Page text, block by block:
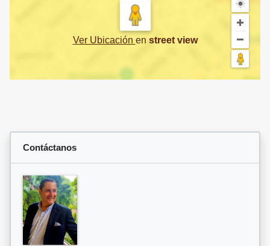
Ver Ubicación en street view
Contáctanos